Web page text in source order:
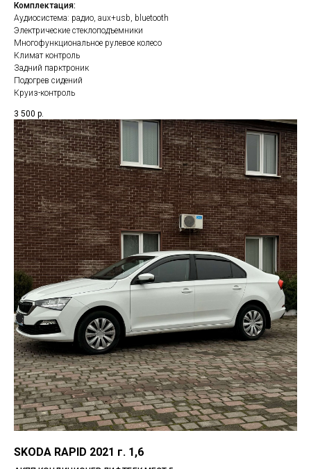
Комплектация:
Аудиосистема: радио, aux+usb, bluetooth
Электрические стеклоподъемники
Многофункциональное рулевое колесо
Климат контроль
Задний парктроник
Подогрев сидений
Круиз-контроль
3 500 р.
SKODA RAPID 2021 г. 1,6